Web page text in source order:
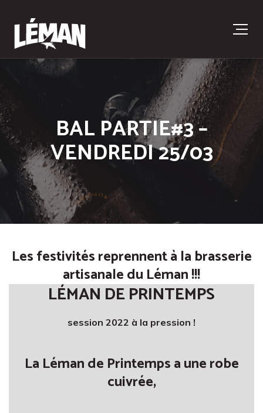
BAL PARTIE#3 –
VENDREDI 25/03
Les festivités reprennent à la brasserie
artisanale du Léman !!!
LÉMAN DE PRINTEMPS
session 2022 à la pression !
La Léman de Printemps a une robe
cuivrée,